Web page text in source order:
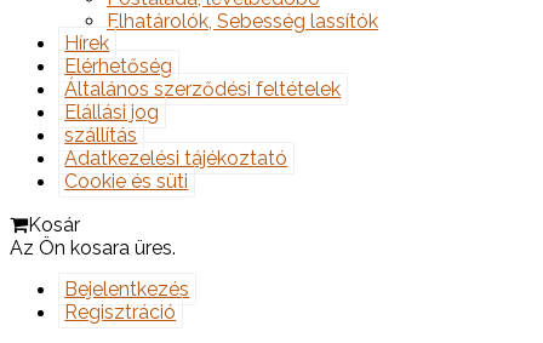
Elhatárolók, Sebesség lassítók
Hírek
Elérhetőség
Általános szerződési feltételek
Elállási jog
szállítás
Adatkezelési tájékoztató
Cookie és süti
Kosár
Az Ön kosara üres.
Bejelentkezés
Regisztráció